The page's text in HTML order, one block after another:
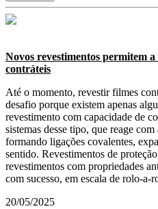
Novos revestimentos permitem
contráteis
Até o momento, revestir filmes
desafio porque existem apenas
revestimento com capacidade de
sistemas desse tipo, que reage
formando ligações covalentes,
sentido. Revestimentos de
revestimentos com propriedades
com sucesso, em escala de rolo-a-
20/05/2025